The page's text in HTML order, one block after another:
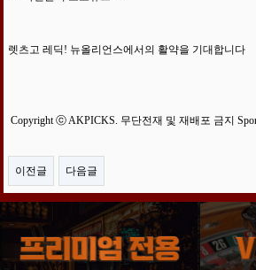
렛츠고 레딕! 뉴올리언스에서의 활약을 기대합니다
Copyright ⓒ AKPICKS. 무단전재 및 재배포 금지
이전글 다음글